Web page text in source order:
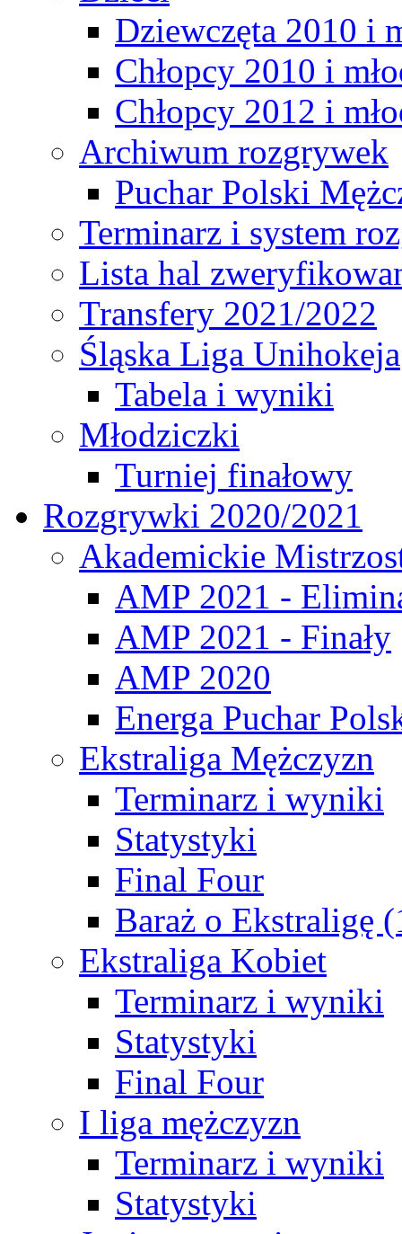
Dziewczęta 2010 i
Chłopcy 2010 i
Chłopcy 2012 i
Archiwum rozgrywek
Puchar Polski
Terminarz i system
Lista hal
Transfery 2021/2022
Śląska Liga Unihokeja
Tabela i wyniki
Młodziczki
Turniej finałowy
Rozgrywki 2020/2021
Akademickie
AMP 2021 -
AMP 2021 - Finały
AMP 2020
Energa Puchar
Ekstraliga Mężczyzn
Terminarz i wyniki
Statystyki
Final Four
Baraż o Ekstraligę
Ekstraliga Kobiet
Terminarz i wyniki
Statystyki
Final Four
I liga mężczyzn
Terminarz i wyniki
Statystyki